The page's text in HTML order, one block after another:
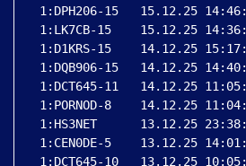
1:DPH206-15   15.12.25
1:LK7CB-15    15.12.25
1:D1KRS-15    14.12.25
1:DQB906-15   14.12.25
1:DCT645-11   14.12.25
1:PORNOD-8    14.12.25
1:HS3NET      13.12.25
1:CEN0DE-5    13.12.25
1:DCT645-10   13.12.25